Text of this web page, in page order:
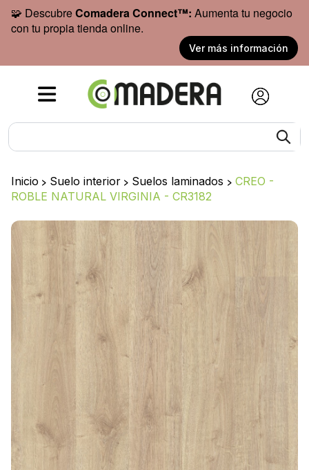
🧩 DescubreComadera Connect™: Aumenta tu negocio
con tu propia tienda online.
Ver más información
Inicio > Suelo interior > Suelos laminados > CREO -
ROBLE NATURAL VIRGINIA - CR3182